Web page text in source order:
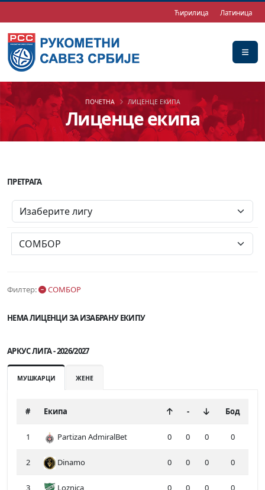
Ћирилица Латиница
Лиценце екипа
ПОЧЕТНА ЛИЦЕНЦЕ ЕКИПА
Филтер: СОМБОР
НЕМА ЛИЦЕНЦИ ЗА ИЗАБРАНУ ЕКИПУ
ПРЕТРАГА
АРКУС ЛИГА - 2026/2027
МУШКАРЦИ ЖЕНЕ
# Екипа - Бод
1 Partizan AdmiralBet 0 0 0 0
2 Dinamo 0 0 0 0
3 Loznica 0 0 0 0